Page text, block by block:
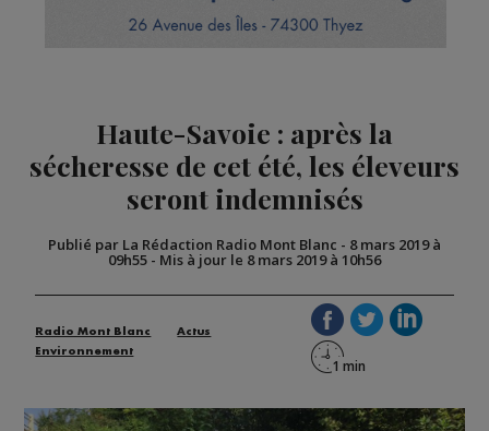
Haute-Savoie : après la
sécheresse de cet été, les éleveurs
seront indemnisés
Publié par La Rédaction Radio Mont Blanc - 8 mars 2019 à
09h55 - Mis à jour le 8 mars 2019 à 10h56
Radio Mont Blanc
Actus
Environnement